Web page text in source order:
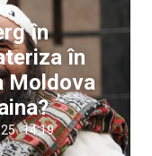
în
în
Moldova
14:19